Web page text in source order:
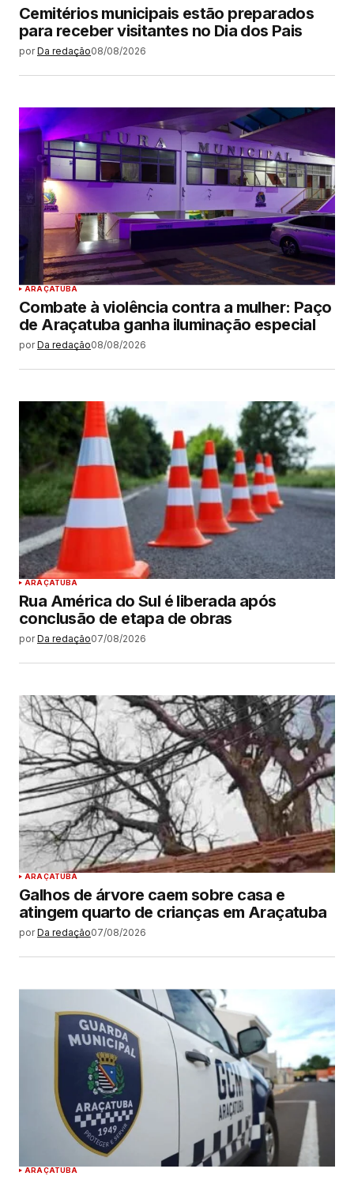
Cemitérios municipais estão preparados
para receber visitantes no Dia dos Pais
por Da redação08/08/2026
ARAÇATUBA
Combate à violência contra a mulher: Paço
de Araçatuba ganha iluminação especial
por Da redação08/08/2026
ARAÇATUBA
Rua América do Sul é liberada após
conclusão de etapa de obras
por Da redação07/08/2026
ARAÇATUBA
Galhos de árvore caem sobre casa e
atingem quarto de crianças em Araçatuba
por Da redação07/08/2026
ARAÇATUBA